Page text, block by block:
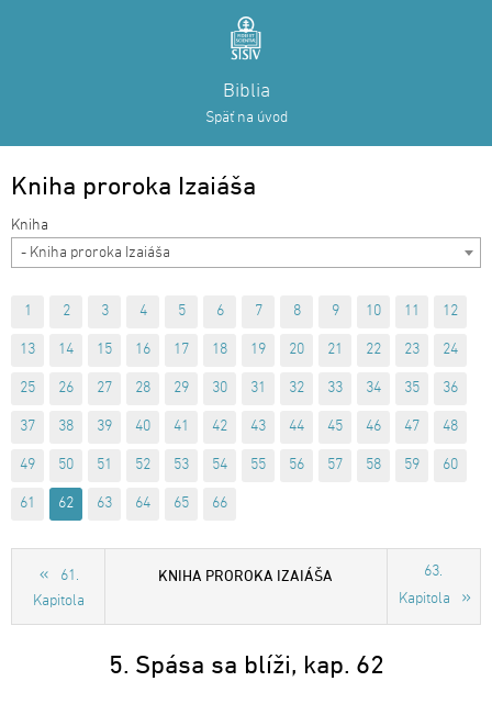
Biblia
Späť na úvod
Kniha proroka Izaiáša
- Kniha proroka Izaiáša
1 2 3 4 5 6 7 8 9 10 11 12
13 14 15 16 17 18 19 20 21 22 23 24
25 26 27 28 29 30 31 32 33 34 35 36
37 38 39 40 41 42 43 44 45 46 47 48
49 50 51 52 53 54 55 56 57 58 59 60
61 62 63 64 65 66
61.
Kapitola
KNIHA PROROKA IZAIÁŠA
63.
Kapitola
5. Spása sa blíži, kap. 62